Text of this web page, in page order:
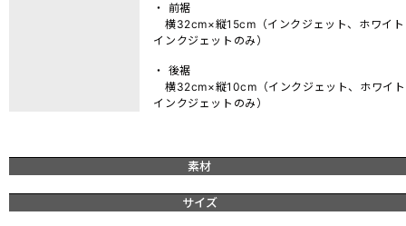
・ 前裾
横32cm×縦15cm（インクジェット、ホワイト
インクジェットのみ）
・ 後裾
横32cm×縦10cm（インクジェット、ホワイト
インクジェットのみ）
素材
サイズ